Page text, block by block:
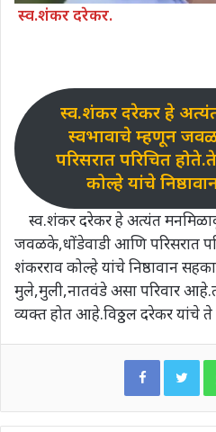
स्व.शंकर दरेकर.
स्व.शंकर दरेकर हे
स्वभावाचे म्हणून
परिसरात परिचित
कोल्हे यांचे
स्व.शंकर दरेकर हे अत्यंत
जवळके,धोंडेवाडी आणि परिसरात
शंकरराव कोल्हे यांचे निष्ठावान
मुले,मुली,नातवंडे असा परिवार
व्यक्त होत आहे.विठ्ठल दरेकर यांचे ते